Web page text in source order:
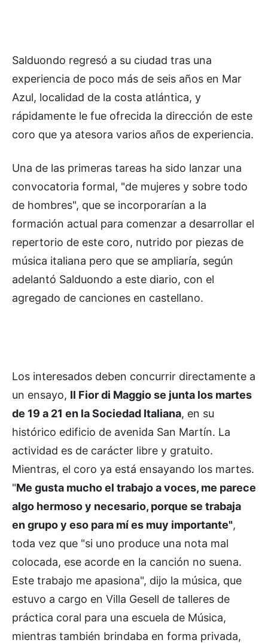
Salduondo regresó a su ciudad tras una
experiencia de poco más de seis años en Mar
Azul, localidad de la costa atlántica, y
rápidamente le fue ofrecida la dirección de este
coro que ya atesora varios años de experiencia.
Una de las primeras tareas ha sido lanzar una
convocatoria formal, "de mujeres y sobre todo
de hombres", que se incorporarían a la
formación actual para comenzar a desarrollar el
repertorio de este coro, nutrido por piezas de
música italiana pero que se ampliaría, según
adelantó Salduondo a este diario, con el
agregado de canciones en castellano.
Los interesados deben concurrir directamente a
un ensayo, Il Fior di Maggio se junta los martes
de 19 a 21 en la Sociedad Italiana, en su
histórico edificio de avenida San Martín. La
actividad es de carácter libre y gratuito.
Mientras, el coro ya está ensayando los martes.
"Me gusta mucho el trabajo a voces, me parece
algo hermoso y necesario, porque se trabaja
en grupo y eso para mí es muy importante",
toda vez que "si uno produce una nota mal
colocada, ese acorde en la canción no suena.
Este trabajo me apasiona", dijo la música, que
estuvo a cargo en Villa Gesell de talleres de
práctica coral para una escuela de Música,
mientras también brindaba en forma privada,